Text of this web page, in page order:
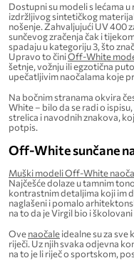
Dostupni su modeli s lećama
izdržljivog sintetičkog
nošenje. Zahvaljujući UV 400
sunčevog zračenja čak i
spadaju u kategoriju 3, što
Upravo to činiOff-White
šetnje, vožnju ili egzotična
upečatljivim naočalama koje
Na bočnim stranama okvira
White – bilo da se radi o
strelica i navodnih znakova,
potpis.
Off-White sunčane
Muški modeli Off-White
Najčešće dolaze u tamnim
kontrastnim detaljima koji im
naglašeni i pomalo
na to da je Virgil bio i
Ovenaočaleidealne su za sve
riječi. Uz njih svaka odjevna
na to je li riječ o sportskom,